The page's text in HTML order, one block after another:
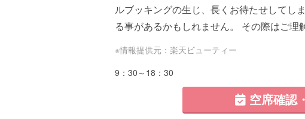
ルブッキングの生じ、長くお待たせしてし
る事があるかもしれません。 その際はご理
※情報提供元：楽天ビューティー
9：30～18：30
空席確認